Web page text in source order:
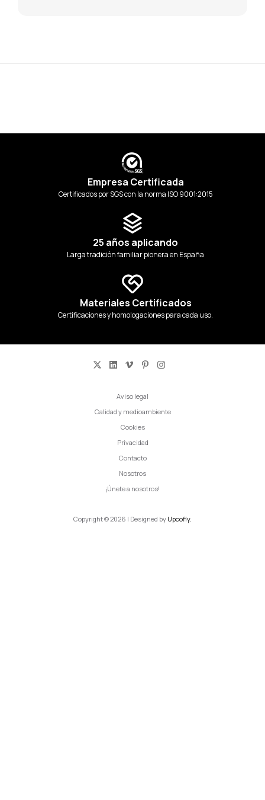
Empresa Certificada
Certificados por SGS con la norma ISO 9001:2015
25 años aplicando
Larga tradición familiar pionera en España
Materiales Certificados
Certificaciones y homologaciones para cada uso.
Aviso legal
Calidad y medioambiente
Cookies
Privacidad
Contacto
Nosotros
¡Únete a nosotros!
Copyright © 2026 | Designed by Upcofly.